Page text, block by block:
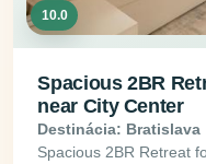
10.0
Spacious 2BR
near City Center
Destinácia: Bratislava
Spacious 2BR Retreat